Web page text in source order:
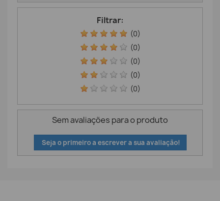
Filtrar:
(0)
(0)
(0)
(0)
(0)
Sem avaliações para o produto
Seja o primeiro a escrever a sua avaliação!